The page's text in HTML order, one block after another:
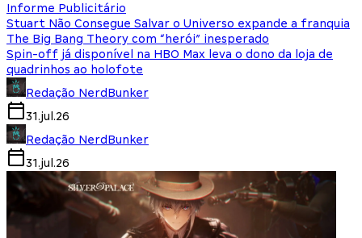
Informe Publicitário
Stuart Não Consegue Salvar o Universo expande a franquia
The Big Bang Theory com “herói” inesperado
Spin-off já disponível na HBO Max leva o dono da loja de
quadrinhos ao holofote
Redação NerdBunker
31.jul.26
Redação NerdBunker
31.jul.26